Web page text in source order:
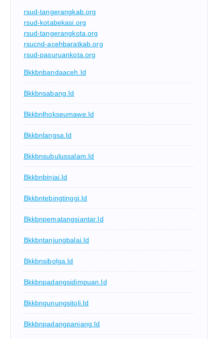
rsud-tangerangkab.org
rsud-kotabekasi.org
rsud-tangerangkota.org
rsucnd-acehbaratkab.org
rsud-pasuruankota.org
Bkkbnbandaaceh.id
Bkkbnsabang.id
Bkkbnlhokseumawe.id
Bkkbnlangsa.id
Bkkbnsubulussalam.id
Bkkbnbinjai.id
Bkkbntebingtinggi.id
Bkkbnpematangsiantar.id
Bkkbntanjungbalai.id
Bkkbnsibolga.id
Bkkbnpadangsidimpuan.id
Bkkbngunungsitoli.id
Bkkbnpadangpanjang.id